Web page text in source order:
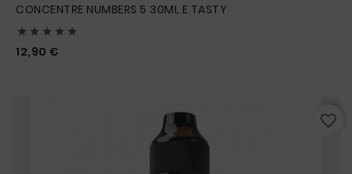
CONCENTRE NUMBERS 5 30ML E TASTY
    
12,90 €
favorite_border